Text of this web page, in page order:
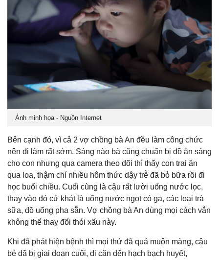
Ảnh minh họa - Nguồn Internet
Bên cạnh đó, vì cả 2 vợ chồng bà An đều làm công chức
nên đi làm rất sớm. Sáng nào bà cũng chuẩn bị đồ ăn sáng
cho con nhưng qua camera theo dõi thì thấy con trai ăn
qua loa, thậm chí nhiều hôm thức dậy trễ đã bỏ bữa rồi đi
học buổi chiều. Cuối cùng là cậu rất lười uống nước lọc,
thay vào đó cứ khát là uống nước ngọt có ga, các loại trà
sữa, đồ uống pha sẵn. Vợ chồng bà An dùng mọi cách vẫn
không thể thay đổi thói xấu này.
Khi đã phát hiện bệnh thì mọi thứ đã quá muộn màng, cậu
bé đã bị giai đoạn cuối, di căn đến hạch bạch huyết,